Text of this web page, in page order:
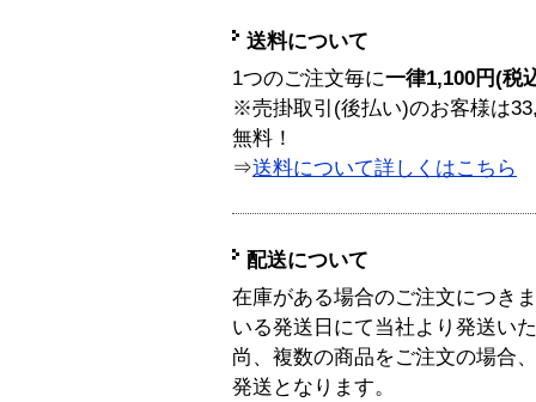
送料について
1つのご注文毎に一律1,100円(税
※売掛取引(後払い)のお客様は
無料！
⇒送料について詳しくはこちら
配送について
在庫がある場合のご注文につき
いる発送日にて当社より発送い
尚、複数の商品をご注文の場合
発送となります。